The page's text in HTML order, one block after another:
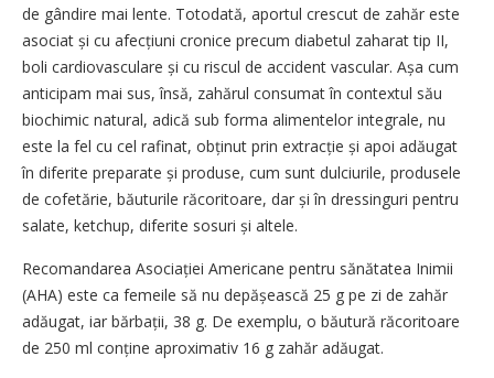
de gândire mai lente. Totodată, aportul crescut de zahăr este
asociat și cu afecțiuni cronice precum diabetul zaharat tip II,
boli cardiovasculare și cu riscul de accident vascular. Așa cum
anti­cipam mai sus, însă, zahărul consumat în contextul său
biochimic natural, adică sub forma alimentelor integrale, nu
este la fel cu cel rafinat, obținut prin extrac­ție și apoi adăugat
în diferite preparate și produse, cum sunt dulciurile, produsele
de cofetărie, băuturile răcoritoare, dar și în dressinguri pentru
salate, ket­chup, diferite sosuri și altele.
Recomandarea Asociației Americane pentru sănătatea Inimii
(AHA) este ca femeile să nu depă­șeas­că 25 g pe zi de zahăr
adăugat, iar bărbații, 38 g. De exemplu, o bău­tură răcoritoare
de 250 ml conține aproximativ 16 g zahăr adăugat.